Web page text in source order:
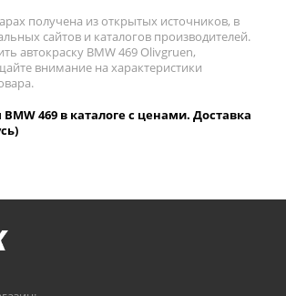
получена из открытых источников, в
сайтов и каталогов производителей.
автокраску BMW 469 Olivgruen,
внимание на характеристики
469 в каталоге с ценами. Доставка